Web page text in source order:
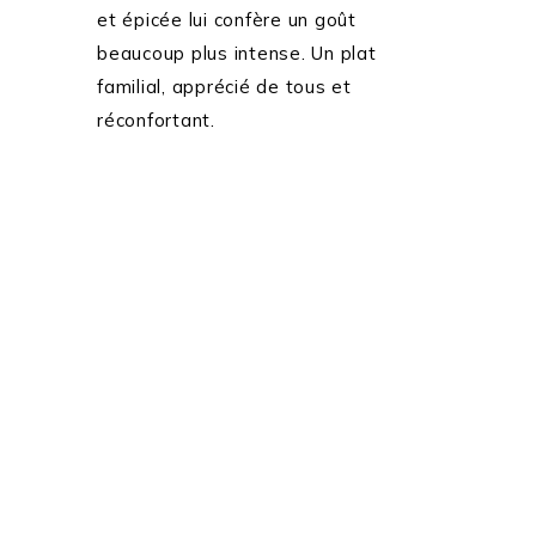
et épicée lui confère un goût
beaucoup plus intense. Un plat
familial, apprécié de tous et
réconfortant.